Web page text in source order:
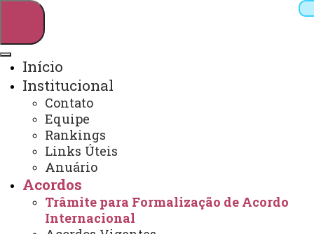
Webmail Sistemas
Arquivo Virtual
Início
Institucional
Contato
Equipe
Rankings
Links Úteis
Anuário
Acordos
Trâmite para Formalização de Acordo
Internacional